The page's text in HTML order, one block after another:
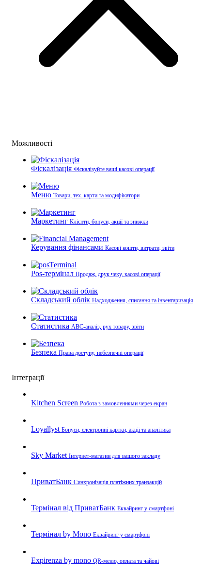
Можливості
Фіскалізація Фіскалізуйте ваші касові операції
Меню Товари, тех. карти та модифікатори
Маркетинг Клієнти, бонуси, акції та знижки
Керування фінансами Касові кошти, витрати, звіти
Pos-термінал Продаж, друк чеку, касові операції
Складський облік Надходження, списання та інвентаризація
Статистика ABC-аналіз, рух товару, звіти
Безпека Права доступу, небезпечні операції
Інтеграції
Kitchen Screen Робота з замовленнями через екран
Loyallyst Бонуси, електронні картки, акції та аналітика
Sky Market Інтернет-магазин для вашого закладу
ПриватБанк Синхронізація платіжних транзакцій
Термінал від ПриватБанк Еквайринг у смартфоні
Термінал by Mono Еквайринг у смартфоні
Expirenza by mono QR-меню, оплата та чайові